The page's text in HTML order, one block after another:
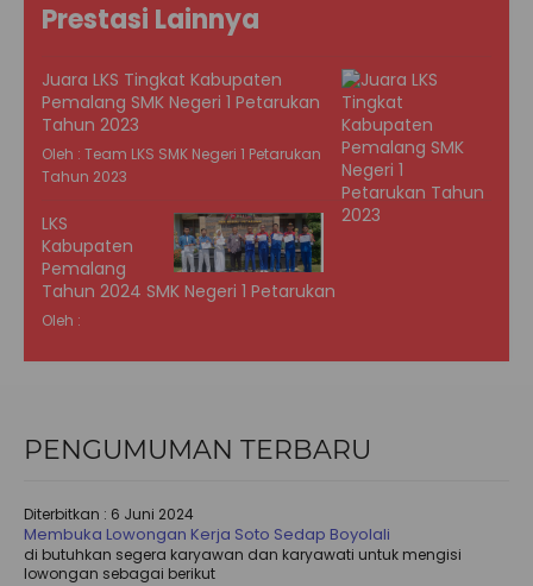
Prestasi Lainnya
Juara LKS Tingkat Kabupaten
Pemalang SMK Negeri 1 Petarukan
Tahun 2023
Oleh : Team LKS SMK Negeri 1 Petarukan
Tahun 2023
LKS
Kabupaten
Pemalang
Tahun 2024 SMK Negeri 1 Petarukan
Oleh :
PENGUMUMAN TERBARU
Diterbitkan : 6 Juni 2024
Membuka Lowongan Kerja Soto Sedap Boyolali
di butuhkan segera karyawan dan karyawati untuk mengisi
lowongan sebagai berikut